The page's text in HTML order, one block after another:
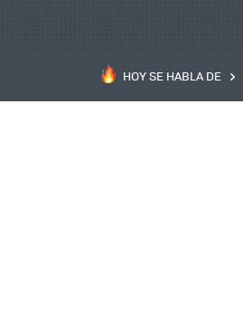
HOY SE HABLA DE